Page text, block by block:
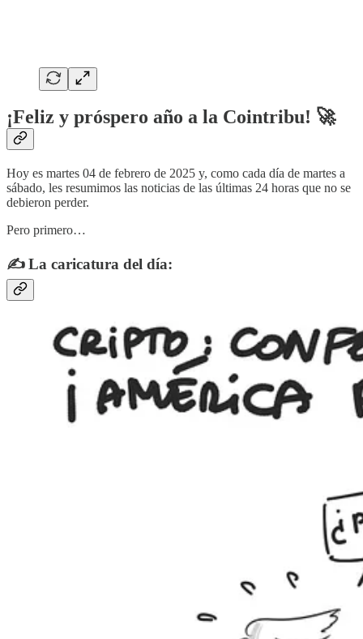
¡Feliz y próspero año a la Cointribu! 🚀
Hoy es martes 04 de febrero de 2025 y, como cada día de martes a
sábado, les resumimos las noticias de las últimas 24 horas que no se
debieron perder.
Pero primero…
✍️ La caricatura del día: